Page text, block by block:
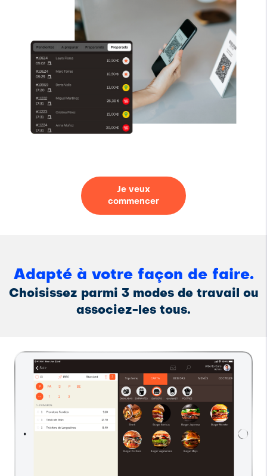
Je veux
commencer
Adapté à votre façon de faire.
Choisissez parmi 3 modes de travail ou
associez-les tous.